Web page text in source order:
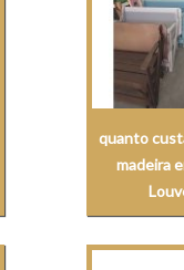
quanto
madeira